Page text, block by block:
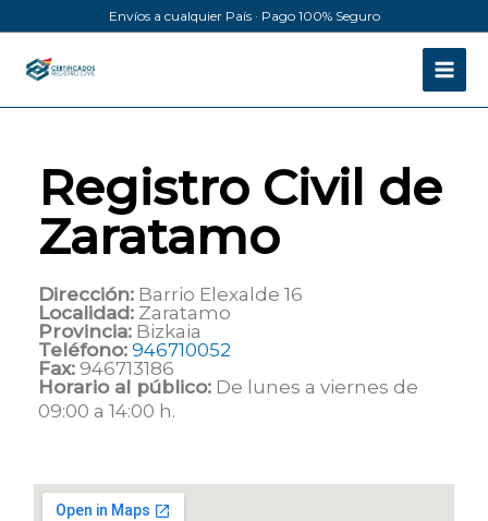
al
contenido
Envíos a cualquier País · Pago 100% Seguro
Registro Civil de
Zaratamo
Dirección: Barrio Elexalde 16
Localidad: Zaratamo
Provincia: Bizkaia
Teléfono: 946710052
Fax: 946713186
Horario al público: De lunes a viernes de
09:00 a 14:00 h.